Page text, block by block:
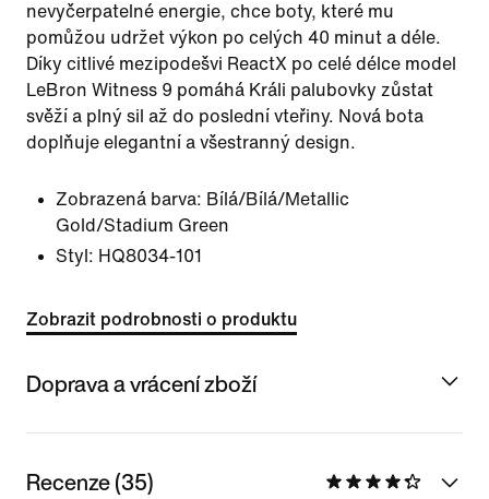
nevyčerpatelné energie, chce boty, které mu
pomůžou udržet výkon po celých 40 minut a déle.
Díky citlivé mezipodešvi ReactX po celé délce model
LeBron Witness 9 pomáhá Králi palubovky zůstat
svěží a plný sil až do poslední vteřiny. Nová bota
doplňuje elegantní a všestranný design.
Zobrazená barva: Bílá/Bílá/Metallic
Gold/Stadium Green
Styl: HQ8034-101
Zobrazit podrobnosti o produktu
Doprava a vrácení zboží
Recenze (35)